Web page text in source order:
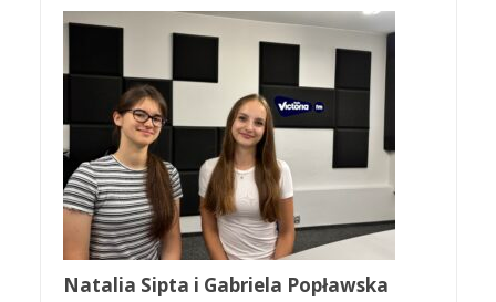
Natalia Sipta i Gabriela Popławska